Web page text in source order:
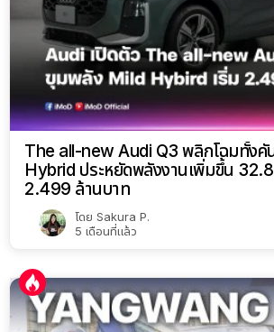
The all-new Audi Q3 พลิกโฉมทั้งคั
Hybrid ประหยัดพลังงานเพิ่มขึ้น
2.499 ล้านบาท
โดย Sakura P.
5 เดือนที่แล้ว